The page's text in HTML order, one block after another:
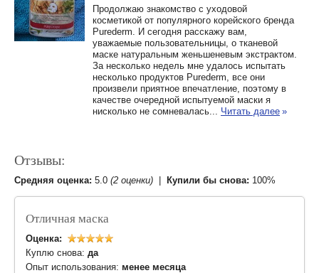
Продолжаю знакомство с уходовой
косметикой от популярного корейского бренда
Purederm. И сегодня расскажу вам,
уважаемые пользовательницы, о тканевой
маске натуральным женьшеневым экстрактом.
За несколько недель мне удалось испытать
несколько продуктов Purederm, все они
произвели приятное впечатление, поэтому в
качестве очередной испытуемой маски я
нисколько не сомневалась... Читать далее »
Отзывы:
Средняя оценка: 5.0 (2 оценки) Купили бы снова: 100%
Отличная маска
Оценка:
Куплю снова: да
Опыт использования: менее месяца